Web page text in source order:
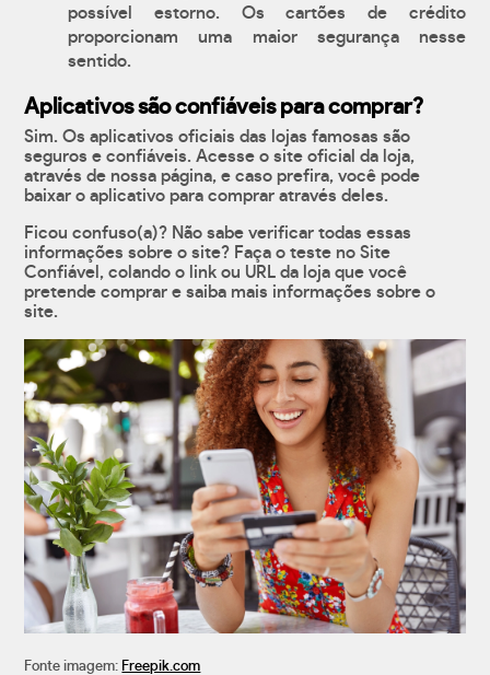
possível estorno. Os cartões de crédito
proporcionam uma maior segurança nesse
sentido.
Aplicativos são confiáveis para comprar?
Sim. Os aplicativos oficiais das lojas famosas são
seguros e confiáveis. Acesse o site oficial da loja,
através de nossa página, e caso prefira, você pode
baixar o aplicativo para comprar através deles.
Ficou confuso(a)? Não sabe verificar todas essas
informações sobre o site? Faça o teste no Site
Confiável, colando o link ou URL da loja que você
pretende comprar e saiba mais informações sobre o
site.
Fonte imagem: Freepik.com